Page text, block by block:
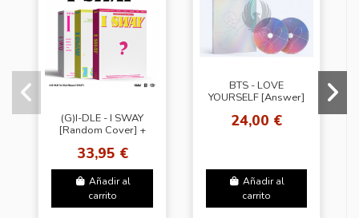
(G)I-DLE - I SWAY
[Random Cover] +
(SW)
33,95 €
Añadir al
carrito
BTS - LOVE
YOURSELF [Answer]
24,00 €
Añadir al
carrito